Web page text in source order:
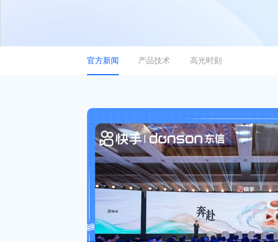
官方新闻 产品技术 高光时刻